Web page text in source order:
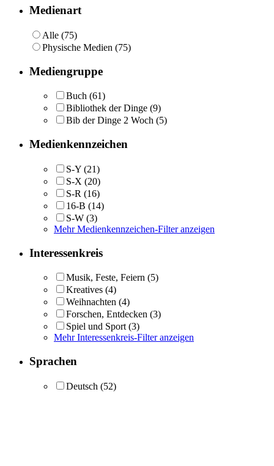
Medienart
Alle (75)
Physische Medien (75)
Mediengruppe
Buch (61)
Bibliothek der Dinge (9)
Bib der Dinge 2 Woch (5)
Medienkennzeichen
S-Y (21)
S-X (20)
S-R (16)
16-B (14)
S-W (3)
Mehr Medienkennzeichen-Filter anzeigen
Interessenkreis
Musik, Feste, Feiern (5)
Kreatives (4)
Weihnachten (4)
Forschen, Entdecken (3)
Spiel und Sport (3)
Mehr Interessenkreis-Filter anzeigen
Sprachen
Deutsch (52)